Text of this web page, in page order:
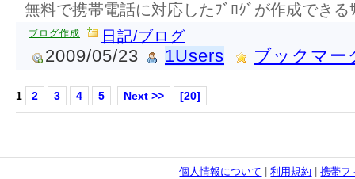
無料で携帯電話に対応したﾌﾞﾛｸﾞが作成できる
ブログ作成 日記/ブログ
2009/05/23 1Users ブックマー
1 2 3 4 5 Next >> [20]
個人情報について |利用規約 |携帯フ